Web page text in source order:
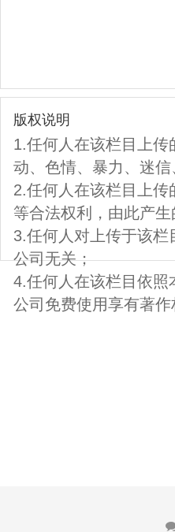
版权说明
1.任何人在该栏目上
动、色情、暴力、迷
2.任何人在该栏目上
等合法权利，由此产
3.任何人对上传于该
公司无关；
4.任何人在该栏目依
公司免费使用享有著